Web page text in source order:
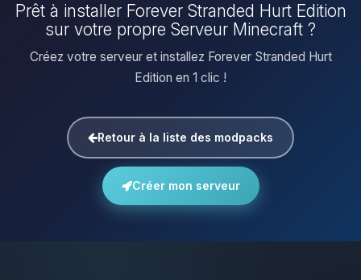
Prêt à installer Forever Stranded Hurt Edition
sur votre propre Serveur Minecraft ?
Créez votre serveur et installez Forever Stranded Hurt
Edition en 1 clic !
Retour à la liste des modpacks
Créer mon serveur